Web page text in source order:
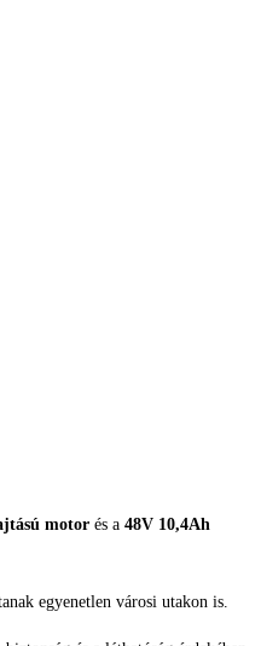
motor és a 48V 10,4Ah
egyenetlen városi utakon is.